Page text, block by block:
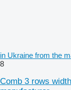
in Ukraine from the
8
Comb 3 rows